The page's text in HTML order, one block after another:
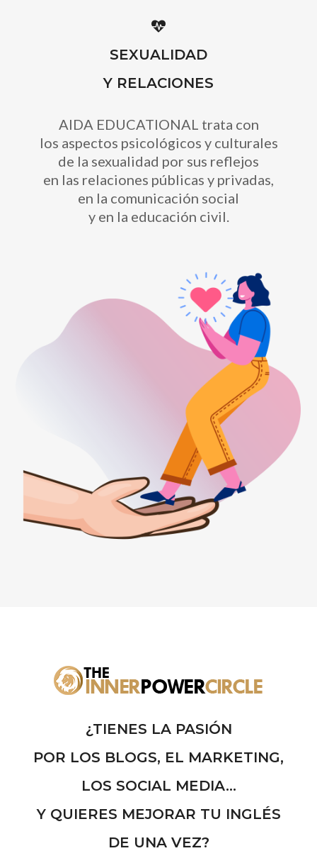
SEXUALIDAD
Y RELACIONES
AIDA EDUCATIONAL trata con
los aspectos psicológicos y culturales
de la sexualidad por sus reflejos
en las relaciones públicas y privadas,
en la comunicación social
y en la educación civil.
¿TIENES LA PASIÓN
POR LOS BLOGS, EL MARKETING,
LOS SOCIAL MEDIA...
Y QUIERES MEJORAR TU INGLÉS
DE UNA VEZ?